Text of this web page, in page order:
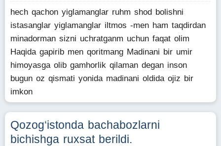
hech qachon yiglamanglar ruhm shod bolishni
istasanglar yiglamanglar iltmos -men ham taqdirdan
minadorman sizni uchratganm uchun faqat olim
Haqida gapirib men qoritmang Madinani bir umir
himoyasga olib gamhorlik qilaman degan inson
bugun oz qismati yonida madinani oldida ojiz bir
imkon
Qozog‘istonda bachabozlarni
bichishga ruxsat berildi.